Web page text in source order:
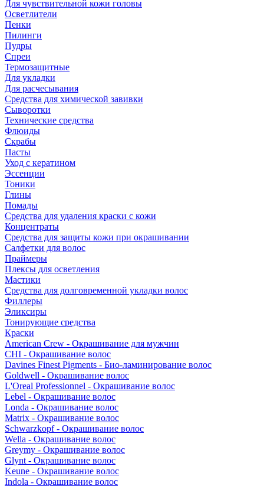
Для чувствительной кожи головы
Осветлители
Пенки
Пилинги
Пудры
Спреи
Термозащитные
Для укладки
Для расчесывания
Средства для химической завивки
Сыворотки
Технические средства
Флюиды
Скрабы
Пасты
Уход с кератином
Эссенции
Тоники
Глины
Помады
Средства для удаления краски с кожи
Концентраты
Средства для защиты кожи при окрашивании
Салфетки для волос
Праймеры
Плексы для осветления
Мастики
Средства для долговременной укладки волос
Филлеры
Эликсиры
Тонирующие средства
Краски
American Crew - Окрашивание для мужчин
CHI - Окрашивание волос
Davines Finest Pigments - Био-ламинирование волос
Goldwell - Окрашивание волос
L'Oreal Professionnel - Окрашивание волос
Lebel - Окрашивание волос
Londa - Окрашивание волос
Matrix - Окрашивание волос
Schwarzkopf - Окрашивание волос
Wella - Окрашивание волос
Greymy - Окрашивание волос
Glynt - Окрашивание волос
Keune - Окрашивание волос
Indola - Окрашивание волос